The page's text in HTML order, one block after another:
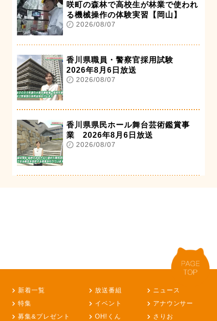
咲町の森林で高校生が林業で使われ
る機械操作の体験実習【岡山】
2026/08/07
香川県職員・警察官採用試験
2026年8月6日放送
2026/08/07
香川県県民ホール舞台芸術鑑賞事
業 2026年8月6日放送
2026/08/07
新着一覧 放送番組
ニュース
特集
イベント
アナウンサー
募集&プレゼント
OH!くん さりお